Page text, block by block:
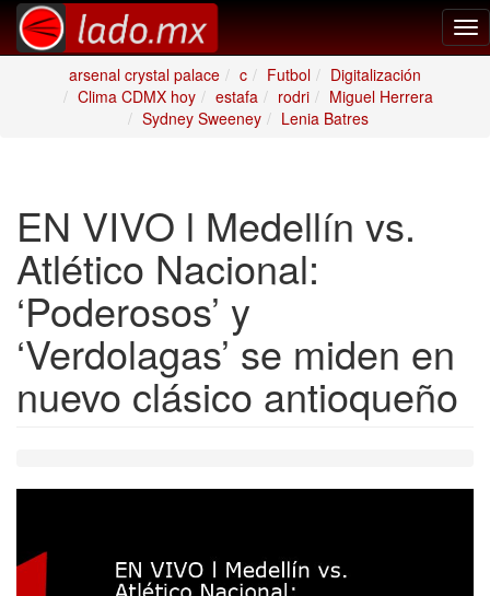
arsenal crystal palace
c Futbol
Digitalización
Clima CDMX hoy
estafa rodri
Miguel Herrera
Sydney Sweeney
Lenia Batres
EN VIVO l Medellín vs.
Atlético Nacional:
‘Poderosos’ y
‘Verdolagas’ se miden en
nuevo clásico antioqueño